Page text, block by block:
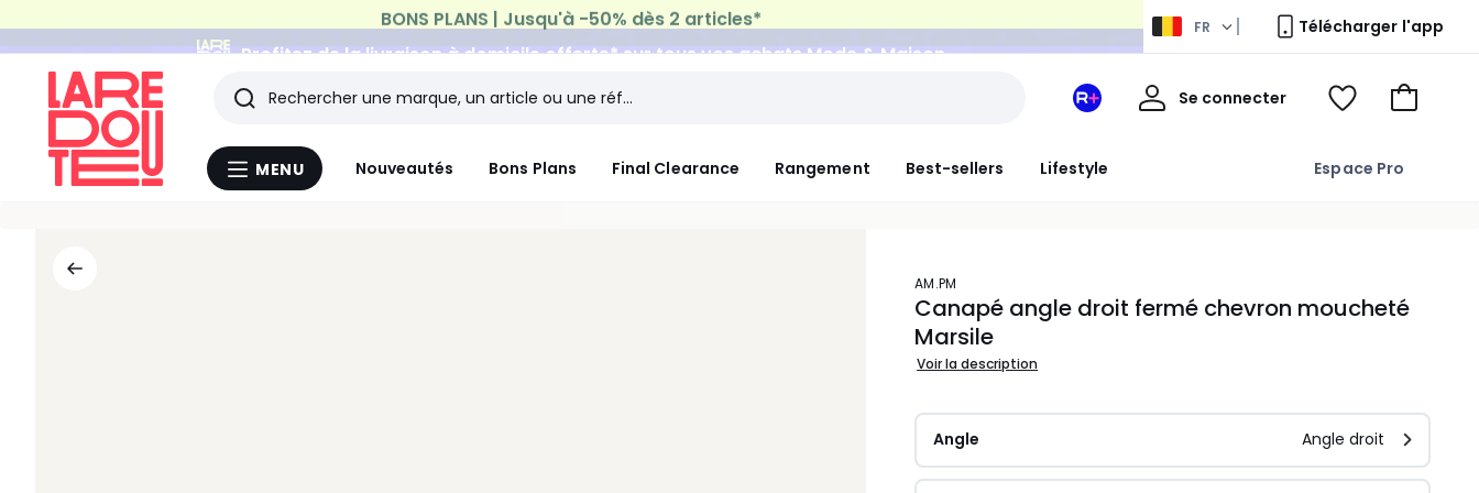
Profitez de la livraison à domicile offerte*sur tous vos achats Mode & Maison FR Télécharger l'app
Menu
MENU Nouveautés Bons Plans Final Clearance Rangement Best-sellers Lifestyle Espace Pro
Rechercher
Les
derniers
Mon
Redoute
Se connecter
Mon
Voir
Aller
AM.PM
Canapé angle droit fermé chevron moucheté
Marsile
Voir la description
Angle Angle droit